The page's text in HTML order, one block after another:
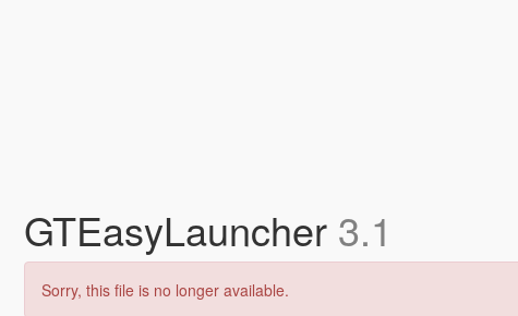
GTEasyLauncher 3.1
Sorry, this file is no longer available.